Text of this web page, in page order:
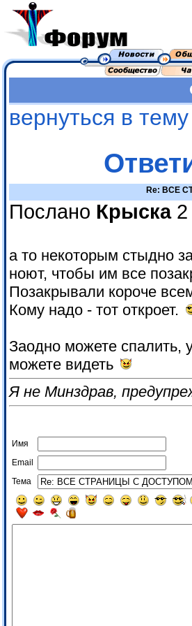
вернуться в тему
Re: ВСЕ
Послано Крыска2
а то некоторым стыдно
ноют, чтобы им все
Позакрывали короче
Кому надо - тот откроет.
Заодно можете спалить,
можете видеть
Я не Минздрав,
Имя
Email
Тема